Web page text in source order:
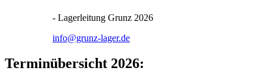
- Lagerleitung Grunz 2026
info@grunz-lager.de
Terminübersicht 2026: